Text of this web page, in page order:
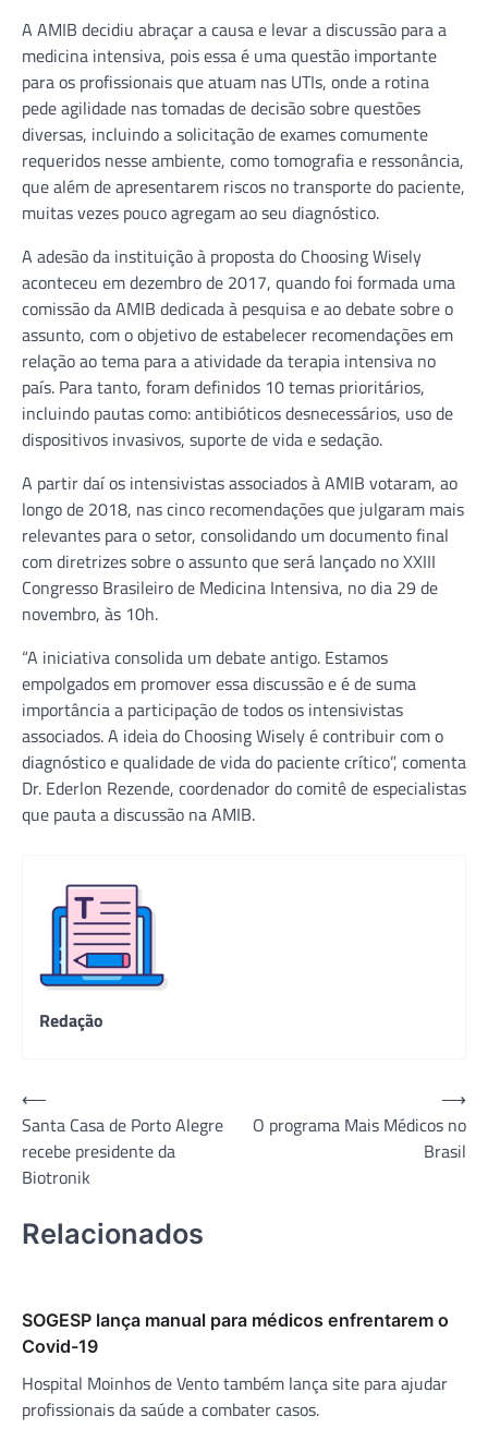
A AMIB decidiu abraçar a causa e levar a discussão para a
medicina intensiva, pois essa é uma questão importante
para os profissionais que atuam nas UTIs, onde a rotina
pede agilidade nas tomadas de decisão sobre questões
diversas, incluindo a solicitação de exames comumente
requeridos nesse ambiente, como tomografia e ressonância,
que além de apresentarem riscos no transporte do paciente,
muitas vezes pouco agregam ao seu diagnóstico.
A adesão da instituição à proposta do Choosing Wisely
aconteceu em dezembro de 2017, quando foi formada uma
comissão da AMIB dedicada à pesquisa e ao debate sobre o
assunto, com o objetivo de estabelecer recomendações em
relação ao tema para a atividade da terapia intensiva no
país. Para tanto, foram definidos 10 temas prioritários,
incluindo pautas como: antibióticos desnecessários, uso de
dispositivos invasivos, suporte de vida e sedação.
A partir daí os intensivistas associados à AMIB votaram, ao
longo de 2018, nas cinco recomendações que julgaram mais
relevantes para o setor, consolidando um documento final
com diretrizes sobre o assunto que será lançado no XXIII
Congresso Brasileiro de Medicina Intensiva, no dia 29 de
novembro, às 10h.
“A iniciativa consolida um debate antigo. Estamos
empolgados em promover essa discussão e é de suma
importância a participação de todos os intensivistas
associados. A ideia do Choosing Wisely é contribuir com o
diagnóstico e qualidade de vida do paciente crítico”, comenta
Dr. Ederlon Rezende, coordenador do comitê de especialistas
que pauta a discussão na AMIB.
Redação
Navegação
de
Post
⟵
Santa Casa de Porto Alegre
recebe presidente da
Biotronik
O programa Mais Médicos no
Brasil
⟶
Relacionados
SOGESP lança manual para médicos enfrentarem o
Covid-19
Hospital Moinhos de Vento também lança site para ajudar
profissionais da saúde a combater casos.